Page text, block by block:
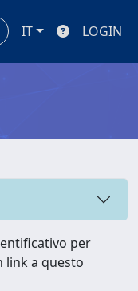
IT LOGIN
per
link a questo